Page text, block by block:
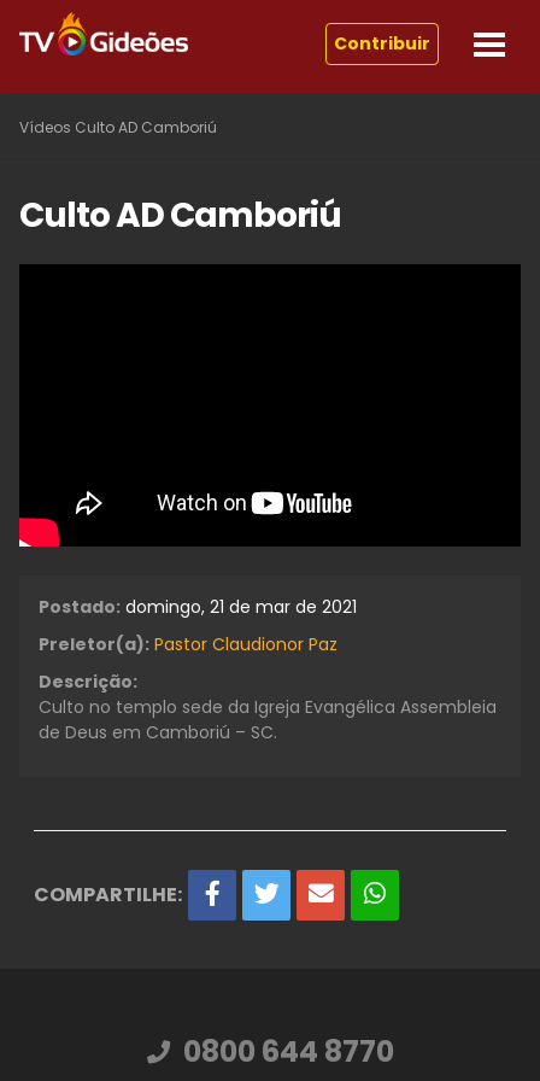
Contribuir
Vídeos Culto AD Camboriú
Culto AD Camboriú
Postado: domingo, 21 de mar de 2021
Preletor(a): Pastor Claudionor Paz
Descrição:
Culto no templo sede da Igreja Evangélica Assembleia
de Deus em Camboriú – SC.
COMPARTILHE:
0800 644 8770